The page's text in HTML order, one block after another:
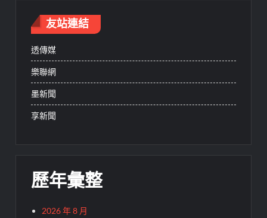
友站連結
透傳媒
樂聯網
墨新聞
享新聞
歷年彙整
2026 年 8 月